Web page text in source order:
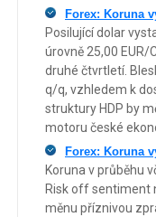
Forex: Koruna
Posilující dolar
úrovně 25,00
druhé čtvrtletí.
q/q, vzhledem k
struktury HDP by
motoru české
Forex: Koruna
Koruna v průběhu
Risk off sentiment
měnu příznivou